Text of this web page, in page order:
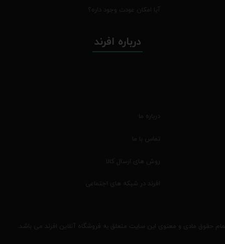
آیا امکان عودت وجود داره؟
حقوق مادی و معنوی این سایت متعلق به فروشگاه آنلاین افرند می باشد.
درباره افرند
درباره ما
تماس با ما
روش های ارسال کالا
افرند در شبکه های اجتماعی